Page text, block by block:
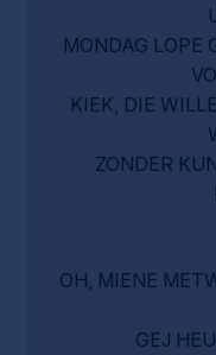
MONDAG LOPE
KIEK, DIE
ZONDER
OH, MIENE
GEJ